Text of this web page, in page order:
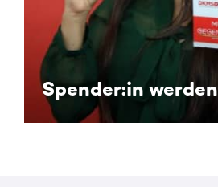
Spender:in werden